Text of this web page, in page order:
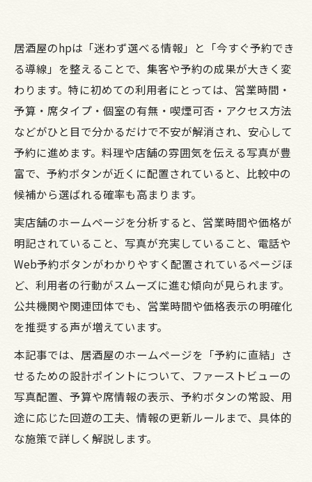
居酒屋のhpは「迷わず選べる情報」と「今すぐ予約でき
る導線」を整えることで、集客や予約の成果が大きく変
わります。特に初めての利用者にとっては、営業時間・
予算・席タイプ・個室の有無・喫煙可否・アクセス方法
などがひと目で分かるだけで不安が解消され、安心して
予約に進めます。料理や店舗の雰囲気を伝える写真が豊
富で、予約ボタンが近くに配置されていると、比較中の
候補から選ばれる確率も高まります。
実店舗のホームページを分析すると、営業時間や価格が
明記されていること、写真が充実していること、電話や
Web予約ボタンがわかりやすく配置されているページほ
ど、利用者の行動がスムーズに進む傾向が見られます。
公共機関や関連団体でも、営業時間や価格表示の明確化
を推奨する声が増えています。
本記事では、居酒屋のホームページを「予約に直結」さ
せるための設計ポイントについて、ファーストビューの
写真配置、予算や席情報の表示、予約ボタンの常設、用
途に応じた回遊の工夫、情報の更新ルールまで、具体的
な施策で詳しく解説します。